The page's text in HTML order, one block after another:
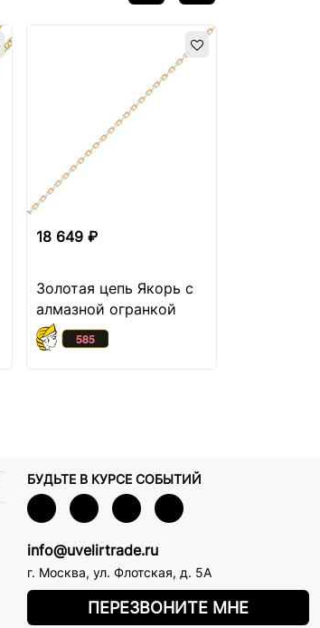
18 649 ₽
Золотая цепь Якорь с
алмазной огранкой
БУДЬТЕ В КУРСЕ СОБЫТИЙ
info@uvelirtrade.ru
г. Москва, ул. Флотская, д. 5А
ПЕРЕЗВОНИТЕ МНЕ